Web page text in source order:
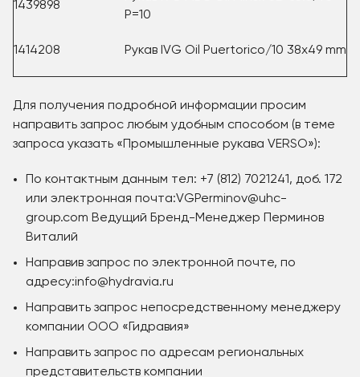
1439898
P=10
1414208 Рукав IVG Oil Puertorico/10 38x49 mm
Для получения подробной информации просим
направить запрос любым удобным способом (в теме
запроса указать «Промышленные рукава VERSO»):
По контактным данным тел: +7 (812) 7021241, доб. 172
или электронная почта:VGPerminov@uhc-
group.com Ведущий Бренд-Менеджер Перминов
Виталий
Направив запрос по электронной почте, по
адресу:info@hydravia.ru
Направить запрос непосредственному менеджеру
компании ООО «Гидравия»
Направить запрос по адресам региональных
представительств компании